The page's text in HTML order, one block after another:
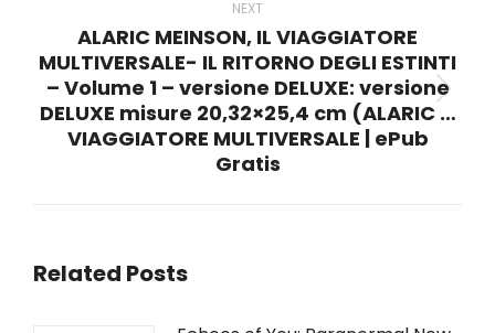
NEXT
Next
post:
ALARIC MEINSON, IL VIAGGIATORE
MULTIVERSALE- IL RITORNO DEGLI ESTINTI
– Volume 1 – versione DELUXE: versione
DELUXE misure 20,32×25,4 cm (ALARIC …
VIAGGIATORE MULTIVERSALE | ePub
Gratis
Related Posts